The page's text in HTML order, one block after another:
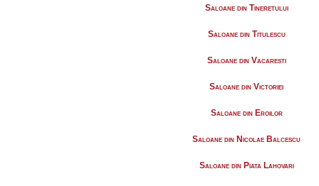
Saloane din Tineretului
Saloane din Titulescu
Saloane din Vacaresti
Saloane din Victoriei
Saloane din Eroilor
Saloane din Nicolae Balcescu
Saloane din Piata Lahovari